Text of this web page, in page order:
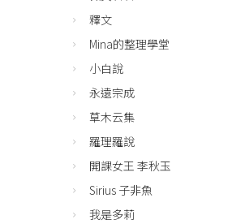
釋文
Mina的整理學堂
小白說
永遠宗成
草木云集
羅理羅說
開課女王 李秋玉
Sirius 子非魚
我是多莉